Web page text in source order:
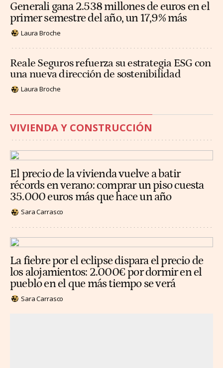
Generali gana 2.538 millones de euros en el
primer semestre del año, un 17,9% más
Laura Broche
Reale Seguros refuerza su estrategia ESG con
una nueva dirección de sostenibilidad
Laura Broche
VIVIENDA Y CONSTRUCCIÓN
El precio de la vivienda vuelve a batir
récords en verano: comprar un piso cuesta
35.000 euros más que hace un año
Sara Carrasco
La fiebre por el eclipse dispara el precio de
los alojamientos: 2.000€ por dormir en el
pueblo en el que más tiempo se verá
Sara Carrasco